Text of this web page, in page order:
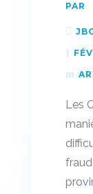
PAR
Les